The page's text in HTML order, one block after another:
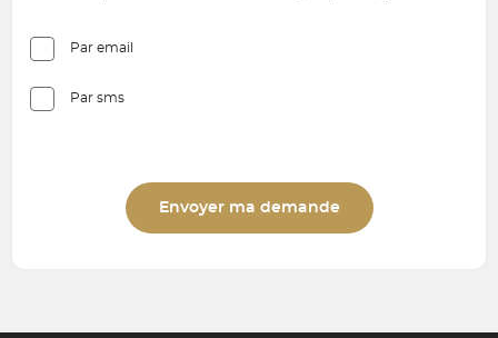
Par email
Par sms
Envoyer ma demande